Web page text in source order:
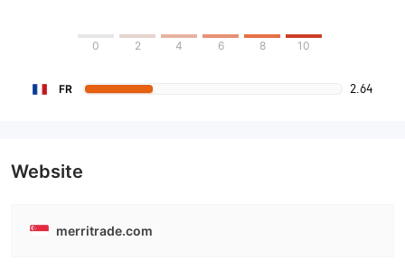
0 2 4 6 8 10
FR 2.64
Website
merritrade.com